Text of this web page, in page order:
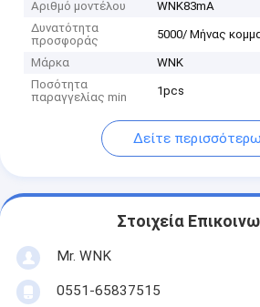
Αριθμό μοντέλου
WNK83mA
Δυνατότητα
προσφοράς
5000/ Μήνας
Μάρκα
WNK
Ποσότητα
παραγγελίας min
1pcs
Δείτε
Στοιχεία
Mr. WNK
0551-65837515